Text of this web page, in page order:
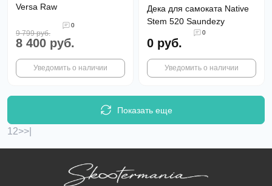
Versa Raw
0
9 799 руб.
8 400 руб.
Уведомить о наличии
Дека для самоката Native
Stem 520 Saundezy
0
0 руб.
Уведомить о наличии
Показать еще
1 2>>|